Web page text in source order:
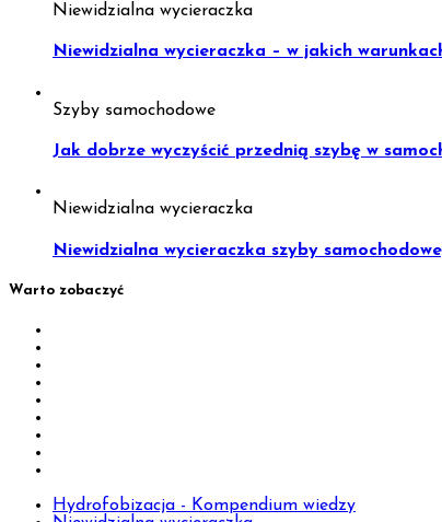
Niewidzialna wycieraczka
Niewidzialna wycieraczka – w jakich
Szyby samochodowe
Jak dobrze wyczyścić przednią szybę w
Niewidzialna wycieraczka
Niewidzialna wycieraczka szyby
Warto zobaczyć
Hydrofobizacja - Kompendium wiedzy